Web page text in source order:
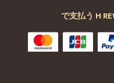
で支払う H